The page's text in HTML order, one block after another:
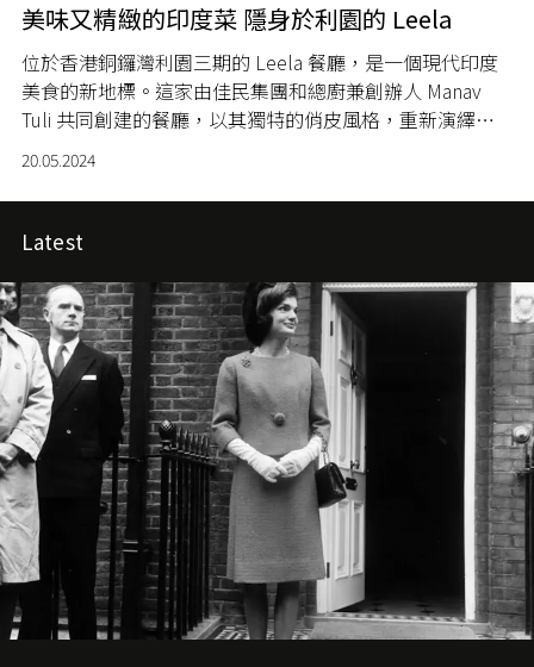
美味又精緻的印度菜 隱身於利園的 Leela
位於香港銅鑼灣利園三期的 Leela 餐廳，是一個現代印度
美食的新地標。這家由佳民集團和總廚兼創辦人 Manav
Tuli 共同創建的餐廳，以其獨特的俏皮風格，重新演繹傳
統印度料理。
20.05.2024
Latest